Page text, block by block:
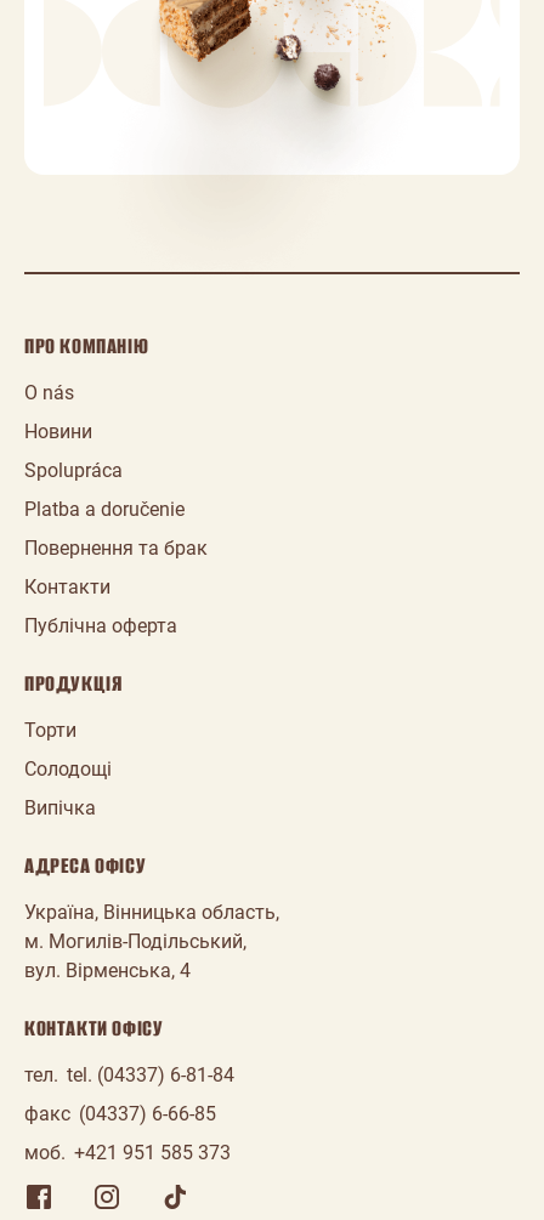
ПРО КОМПАНІЮ
O nás
Новини
Spolupráca
Platba a doručenie
Повернення та брак
Контакти
Публічна оферта
ПРОДУКЦІЯ
Торти
Солодощі
Випічка
АДРЕСА ОФІСУ
Україна, Вінницька область,
м. Могилів-Подільський,
вул. Вірменська, 4
КОНТАКТИ ОФІСУ
тел. tel. (04337) 6-81-84
факс (04337) 6-66-85
моб. +421 951 585 373